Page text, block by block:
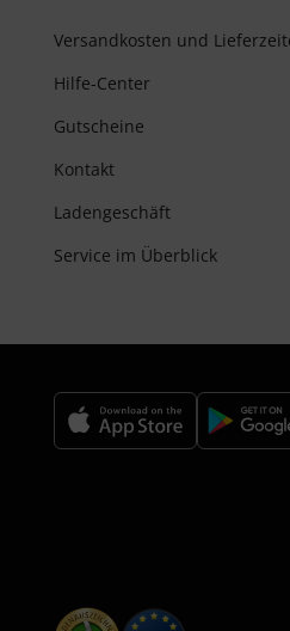
Versandkosten und
Hilfe-Center
Gutscheine
Kontakt
Ladengeschäft
Service im Überblick